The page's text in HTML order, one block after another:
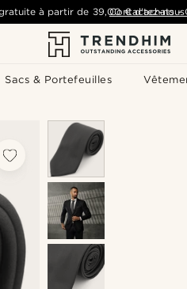
Sacs & Portefeuilles
à partir de 39,00 € d'achats-
Contactez-nous